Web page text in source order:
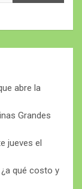
abre la
Grandes
jueves el
qué costo y